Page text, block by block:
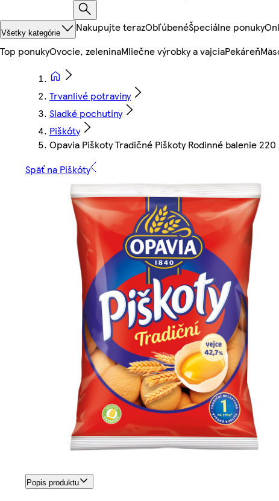
Všetky kategórie Nakupujte terazObľúbenéŠpeciálne ponuky
Top ponukyOvocie, zeleninaMliečne výrobky a vajciaPekáreň
Trvanlivé potraviny
Sladké pochutiny
Piškóty
Opavia Piškoty Tradičné Piškoty Rodinné balenie 220
Späť na Piškóty
Popis produktu